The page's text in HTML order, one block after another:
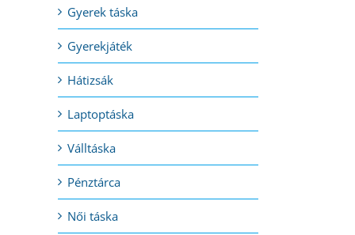
Gyerek táska
Gyerekjáték
Hátizsák
Laptoptáska
Válltáska
Pénztárca
Női táska